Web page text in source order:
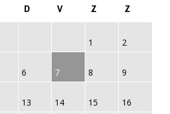
D V Z Z
1 2
6 7 8 9
13 14 15 16